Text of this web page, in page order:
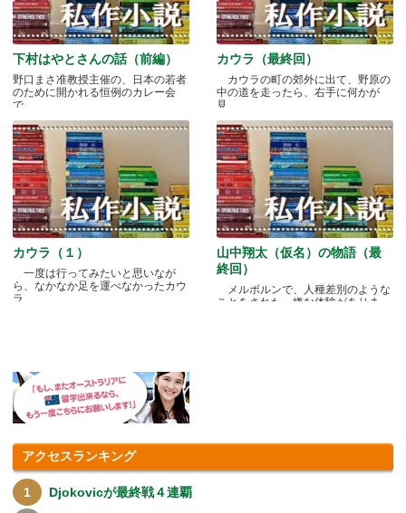
下村はやとさんの話（前編）
野口まさ准教授主催の、日本の若者
のために開かれる恒例のカレー会
で.....
カウラ（最終回）
カウラの町の郊外に出て、野原の
中の道を走ったら、右手に何かが
見.....
カウラ（１）
一度は行ってみたいと思いなが
ら、なかなか足を運べなかったカウ
ラ.....
山中翔太（仮名）の物語（最
終回）
メルボルンで、人種差別のような
ことをされた、嫌な体験がありま
アクセスランキング
Djokovicが最終戦４連覇